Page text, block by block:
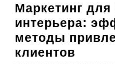
Маркетинг для
интерьера:
методы
клиентов